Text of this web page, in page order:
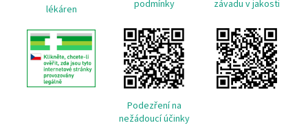
lékáren
podmínky
závadu v jakosti
Podezření na
nežádoucí účinky